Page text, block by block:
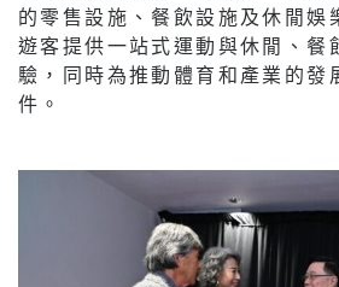
的零售設施、餐飲設施及休閒娛
遊客提供一站式運動與休閒、餐
驗，同時為推動體育和產業的發
件。